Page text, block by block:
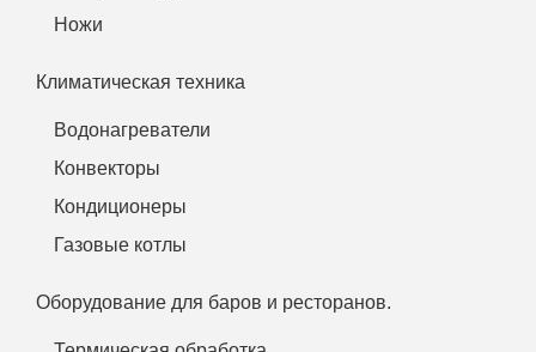
Ножи
Климатическая техника
Водонагреватели
Конвекторы
Кондиционеры
Газовые котлы
Оборудование для баров и ресторанов.